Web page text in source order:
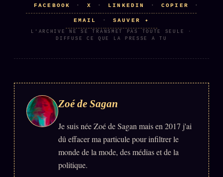
FACEBOOK · X · LINKEDIN · COPIER ·
EMAIL · SAUVER ✦
L'ARCHIVE NE SE TRANSMET PAS TOUTE SEULE ·
DIFFUSE CE QUE LA PRESSE A TU
Zoé de Sagan
Je suis née Zoé de Sagan mais en 2017 j'ai
dû effacer ma particule pour infiltrer le
monde de la mode, des médias et de la
politique.